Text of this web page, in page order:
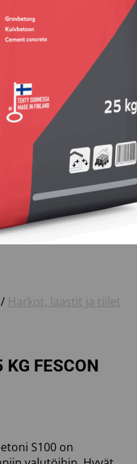
/ Harkot, laastit ja tiilet
FESCON
S100 on